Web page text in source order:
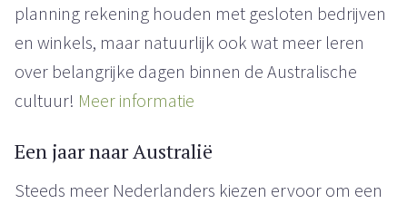
planning rekening houden met gesloten bedrijven
en winkels, maar natuurlijk ook wat meer leren
over belangrijke dagen binnen de Australische
cultuur! Meer informatie
Een jaar naar Australië
Steeds meer Nederlanders kiezen ervoor om een